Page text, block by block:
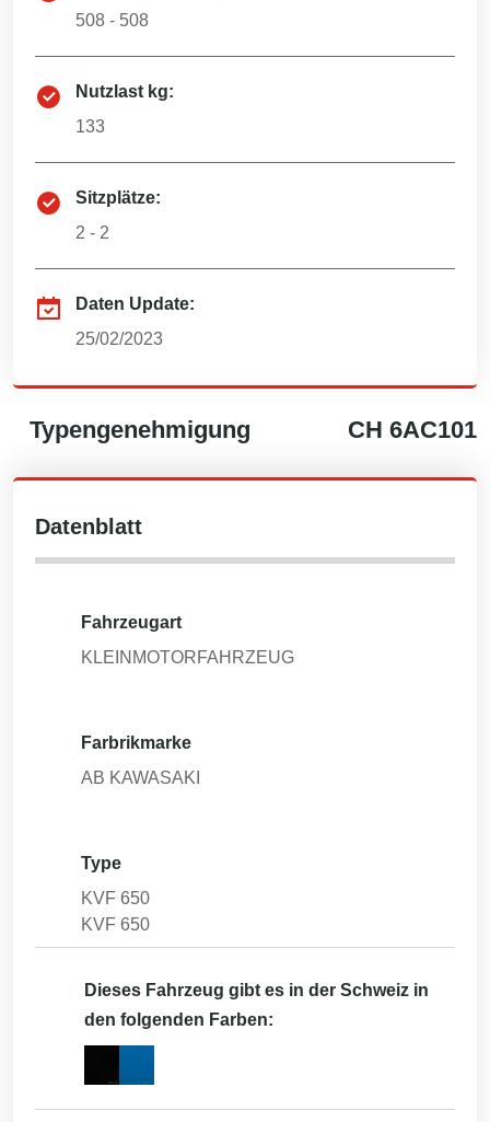
508 - 508
Nutzlast kg:
133
Sitzplätze:
2 - 2
Daten Update:
25/02/2023
Typengenehmigung CH 6AC101
Datenblatt
Fahrzeugart
KLEINMOTORFAHRZEUG
Farbrikmarke
AB KAWASAKI
Type
KVF 650
KVF 650
Dieses Fahrzeug gibt es in der Schweiz in
den folgenden Farben: